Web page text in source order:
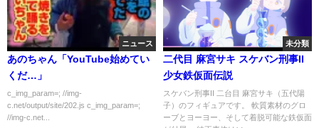
ニュース
あのちゃん「YouTube始めてい
くだ…」
c_img_param=; //img-
c.net/output/site/202.js c_img_param=;
//img-c.net...
未分類
二代目 麻宮サキ スケバン刑事II
少女鉄仮面伝説
スケバン刑事II 二台目 麻宮サキ（五代陽
子）のフィギュアです。 軟質素材のグロ
ーブとヨーヨー、そして着脱可能な鉄仮面